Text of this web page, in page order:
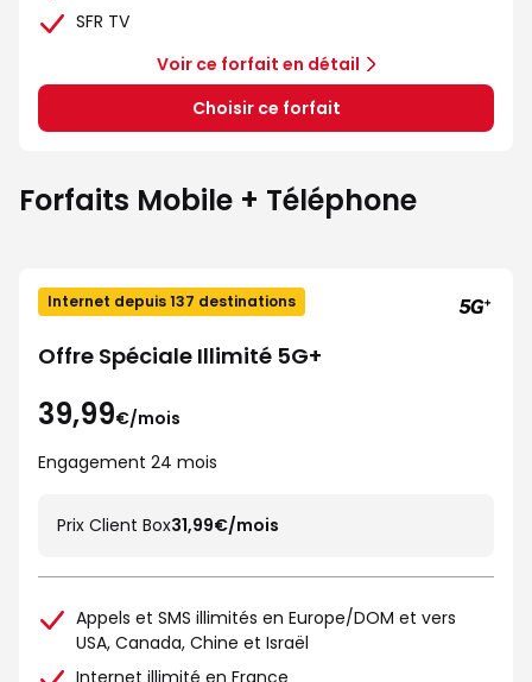
SFR TV
Voir ce forfait en détail
Choisir ce forfait
Forfaits Mobile + Téléphone
Internet depuis 137 destinations
Offre Spéciale Illimité 5G+
39,99€/mois
Engagement 24 mois
Prix Client Box31,99€/mois
Appels et SMS illimités en Europe/DOM et vers
USA, Canada, Chine et Israël
Internet illimité en France